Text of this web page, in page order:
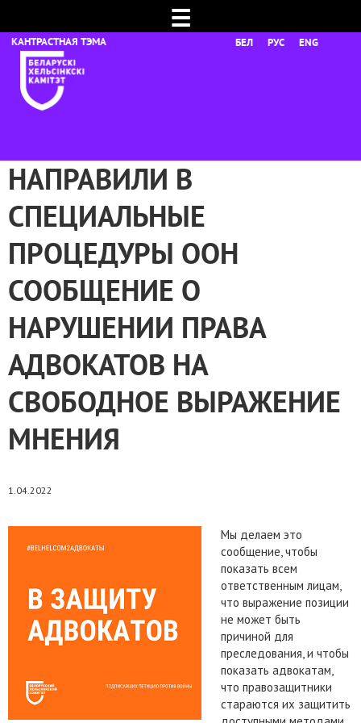
☰
БЕЛ РУС ENG
НАПРАВИЛИ В
СПЕЦИАЛЬНЫЕ
ПРОЦЕДУРЫ ООН
СООБЩЕНИЕ О
НАРУШЕНИИ ПРАВА
АДВОКАТОВ НА
СВОБОДНОЕ ВЫРАЖЕНИЕ
МНЕНИЯ
1.04.2022
Мы делаем это
сообщение, чтобы
показать всем
ответственным лицам,
что выражение позиции
не может быть
причиной для
преследования, и чтобы
показать адвокатам,
что правозащитники
стараются их защитить